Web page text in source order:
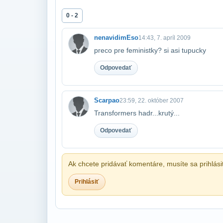
0 - 2
nenavidimEso14:43, 7. apríl 2009
preco pre feministky? si asi tupucky
Odpovedať
Scarpao23:59, 22. október 2007
Transformers hadr...krutý...
Odpovedať
Ak chcete pridávať komentáre, musíte sa
Prihlásiť